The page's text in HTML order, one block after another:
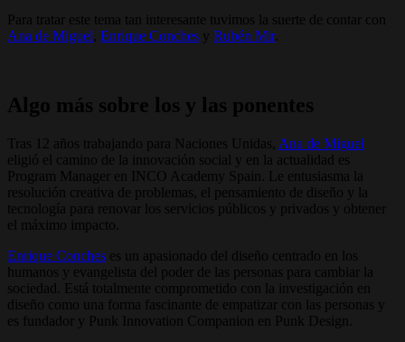
Para tratar este tema tan interesante tuvimos la suerte de contar con
Ana de Miguel Enrique Conches y Rubén Mir.
Algo más sobre los y las ponentes
Tras 12 años trabajando para Naciones Unidas, Ana de Miguel
eligió el camino de la innovación social y en la actualidad es
Program Manager en INCO Academy Spain. Le entusiasma la
resolución creativa de problemas, el pensamiento de diseño y la
tecnología para renovar los servicios públicos y privados y obtener
el máximo impacto.
Enrique Conches es un apasionado del diseño centrado en los
humanos y evangelista del poder de las personas para cambiar la
sociedad. Está totalmente comprometido con la investigación en
diseño como una forma fascinante de empatizar con las personas y
es fundador y Punk Innovation Companion en Punk Design.